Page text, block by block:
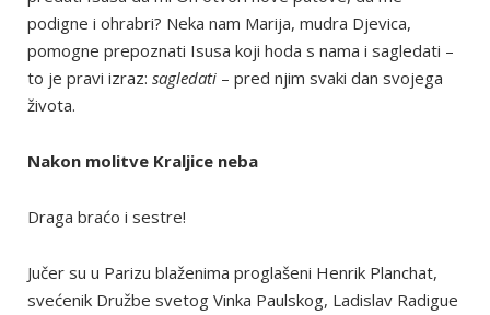
podigne i ohrabri? Neka nam Marija, mudra Djevica,
pomogne prepoznati Isusa koji hoda s nama i sagledati –
to je pravi izraz: sagledati – pred njim svaki dan svojega
života.
Nakon molitve Kraljice neba
Draga braćo i sestre!
Jučer su u Parizu blaženima proglašeni Henrik Planchat,
svećenik Družbe svetog Vinka Paulskog, Ladislav Radigue